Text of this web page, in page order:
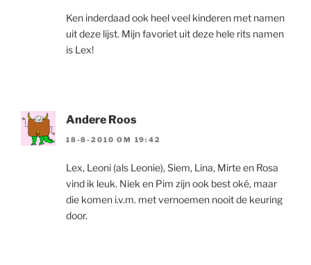
Ken inderdaad ook heel veel kinderen met namen
uit deze lijst. Mijn favoriet uit deze hele rits namen
is Lex!
Andere Roos
18-8-2010 OM 19:42
Lex, Leoni (als Leonie), Siem, Lina, Mirte en Rosa
vind ik leuk. Niek en Pim zijn ook best oké, maar
die komen i.v.m. met vernoemen nooit de keuring
door.